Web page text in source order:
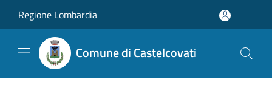
Regione Lombardia
Comune di Castelcovati